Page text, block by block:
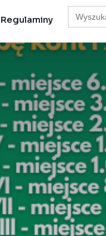
Regulaminy
Search
for: